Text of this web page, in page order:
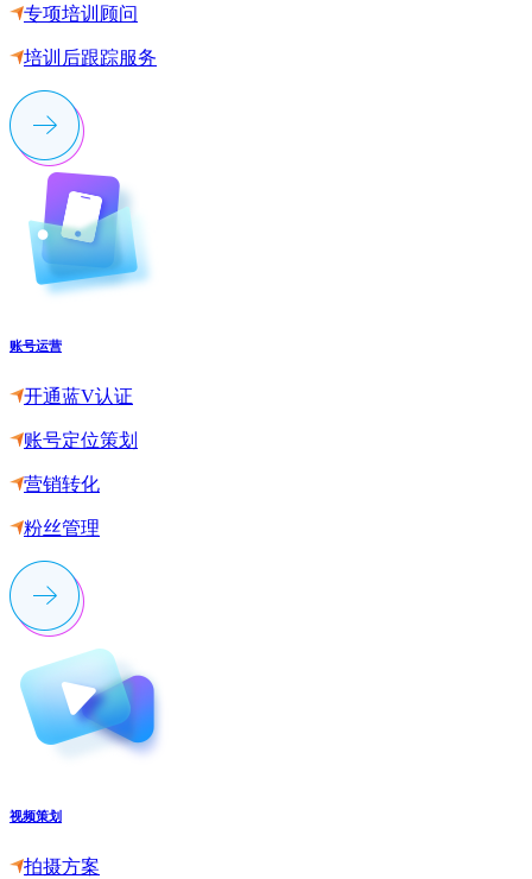
专项培训顾问
培训后跟踪服务
账号运营
开通蓝V认证
账号定位策划
营销转化
粉丝管理
视频策划
拍摄方案